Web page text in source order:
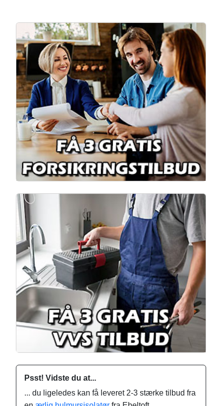
Psst! Vidste du at...
... du ligeledes kan få leveret 2-3 stærke tilbud fra